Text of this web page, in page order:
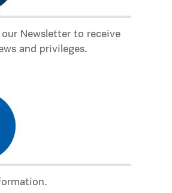
Newsletter to receive
and privileges.